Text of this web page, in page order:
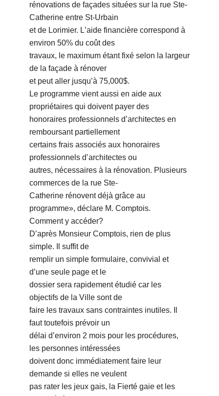
rénovations de façades situées sur la rue Ste-
Catherine entre St-Urbain
et de Lorimier. Lʼaide financière correspond à
environ 50% du coût des
travaux, le maximum étant fixé selon la largeur
de la façade à rénover
et peut aller jusquʼà 75,000$.
Le programme vient aussi en aide aux
propriétaires qui doivent payer des
honoraires professionnels dʼarchitectes en
remboursant partiellement
certains frais associés aux honoraires
professionnels dʼarchitectes ou
autres, nécessaires à la rénovation. Plusieurs
commerces de la rue Ste-
Catherine rénovent déjà grâce au
programme», déclare M. Comptois.
Comment y accéder?
Dʼaprès Monsieur Comptois, rien de plus
simple. Il suffit de
remplir un simple formulaire, convivial et
dʼune seule page et le
dossier sera rapidement étudié car les
objectifs de la Ville sont de
faire les travaux sans contraintes inutiles. Il
faut toutefois prévoir un
délai dʼenviron 2 mois pour les procédures,
les personnes intéressées
doivent donc immédiatement faire leur
demande si elles ne veulent
pas rater les jeux gais, la Fierté gaie et les